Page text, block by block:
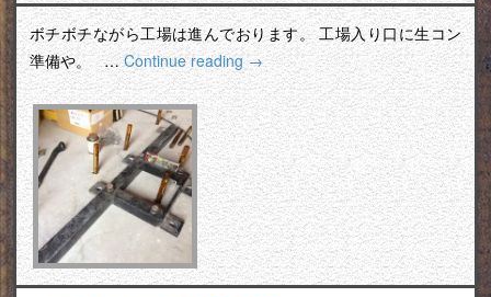
ボチボチながら工場は進んでおります。 工場入り口に生コン
準備や。 …Continue reading→